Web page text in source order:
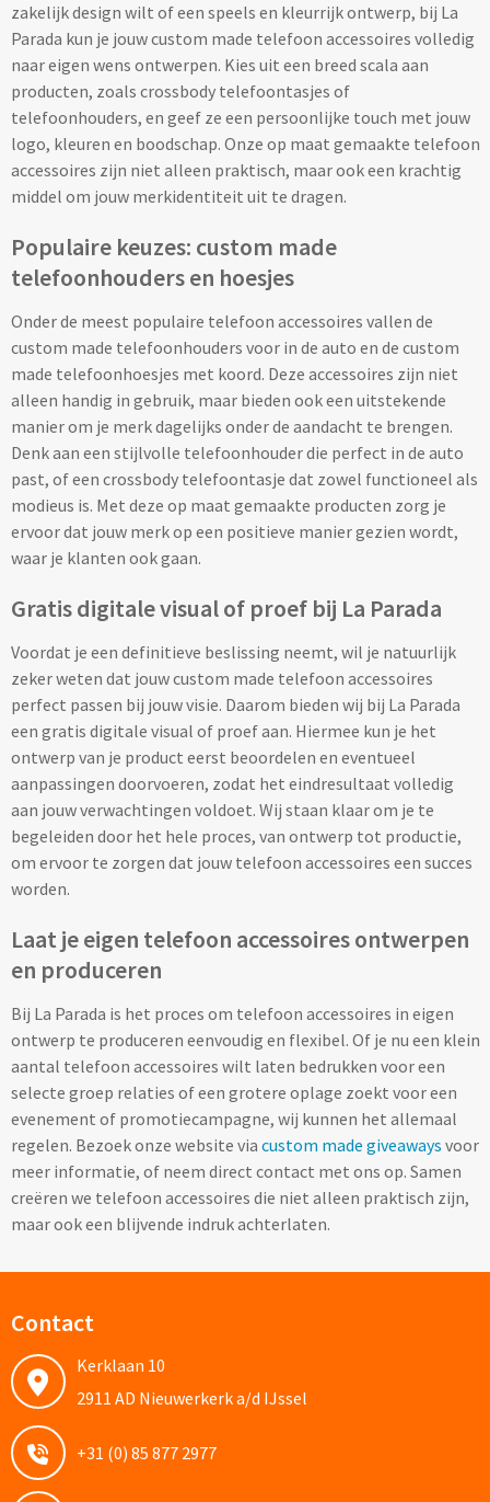
Bagageweegschalen bedrukken
Reissetjes bedrukken
Reisstekkers & Reisladers bedrukken
Nekkussentjes & Zitkussens bedrukken
Oogmaskers bedrukken
Alle reisartikelen
Auto artikelen
Auto telefoonhouders bedrukken
Reisbekers & Thermobekers bedrukken
Auto organizers bedrukken
Veiligheidshamersbedrukken
IJskrabbers bedrukken
Parkeerschijven bedrukken
Auto zonneschermen bedrukken
Veiligheidshesjes bedrukken
Veiligheidshesjes kinderen bedrukken
Alle auto artikelen
Zadelhoesjes bedrukken
Fietslampjes bedrukken
Fietsbellen bedrukken
Fietstassen bedrukken
Lampjes & Reflectoren bedrukken
Alle fiets artikelen
Custom made
Custom made bagageriemen & bagagelabels
Custom made auto zonneschermen
zakelijk design wilt of een speels en kleurrijk ontwerp, bij La
Parada kun je jouw custom made telefoon accessoires volledig
naar eigen wens ontwerpen. Kies uit een breed scala aan
producten, zoals crossbody telefoontasjes of
telefoonhouders, en geef ze een persoonlijke touch met jouw
logo, kleuren en boodschap. Onze op maat gemaakte telefoon
accessoires zijn niet alleen praktisch, maar ook een krachtig
middel om jouw merkidentiteit uit te dragen.
Populaire keuzes: custom made
telefoonhouders en hoesjes
Onder de meest populaire telefoon accessoires vallen de
custom made telefoonhouders voor in de auto en de custom
made telefoonhoesjes met koord. Deze accessoires zijn niet
alleen handig in gebruik, maar bieden ook een uitstekende
manier om je merk dagelijks onder de aandacht te brengen.
Denk aan een stijlvolle telefoonhouder die perfect in de auto
past, of een crossbody telefoontasje dat zowel functioneel als
modieus is. Met deze op maat gemaakte producten zorg je
ervoor dat jouw merk op een positieve manier gezien wordt,
waar je klanten ook gaan.
Gratis digitale visual of proef bij La Parada
Voordat je een definitieve beslissing neemt, wil je natuurlijk
zeker weten dat jouw custom made telefoon accessoires
perfect passen bij jouw visie. Daarom bieden wij bij La Parada
een gratis digitale visual of proef aan. Hiermee kun je het
ontwerp van je product eerst beoordelen en eventueel
aanpassingen doorvoeren, zodat het eindresultaat volledig
aan jouw verwachtingen voldoet. Wij staan klaar om je te
begeleiden door het hele proces, van ontwerp tot productie,
om ervoor te zorgen dat jouw telefoon accessoires een succes
worden.
Laat je eigen telefoon accessoires ontwerpen
en produceren
Bij La Parada is het proces om telefoon accessoires in eigen
ontwerp te produceren eenvoudig en flexibel. Of je nu een klein
aantal telefoon accessoires wilt laten bedrukken voor een
selecte groep relaties of een grotere oplage zoekt voor een
evenement of promotiecampagne, wij kunnen het allemaal
regelen. Bezoek onze website via custom made giveaways voor
meer informatie, of neem direct contact met ons op. Samen
creëren we telefoon accessoires die niet alleen praktisch zijn,
maar ook een blijvende indruk achterlaten.
Contact
Kerklaan 10
2911 AD Nieuwerkerk a/d IJssel
+31 (0) 85 877 2977